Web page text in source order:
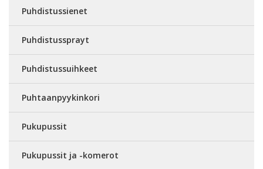
Puhdistussienet
Puhdistussprayt
Puhdistussuihkeet
Puhtaanpyykinkori
Pukupussit
Pukupussit ja -komerot